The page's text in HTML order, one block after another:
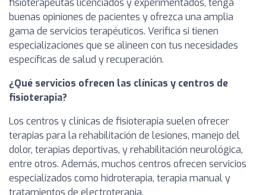
fisioterapeutas licenciados y experimentados, tenga
buenas opiniones de pacientes y ofrezca una amplia
gama de servicios terapéuticos. Verifica si tienen
especializaciones que se alineen con tus necesidades
específicas de salud y recuperación.
¿Qué servicios ofrecen las clínicas y centros de
fisioterapia?
Los centros y clínicas de fisioterapia suelen ofrecer
terapias para la rehabilitación de lesiones, manejo del
dolor, terapias deportivas, y rehabilitación neurológica,
entre otros. Además, muchos centros ofrecen servicios
especializados como hidroterapia, terapia manual y